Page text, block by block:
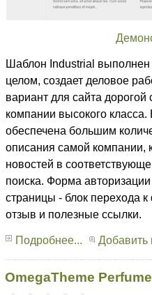
Шаблон Industrial выполнен
целом, создает деловое
вариант для сайта дорогой
компании высокого
обеспечена большим
описания самой компании,
новостей в
поиска. Форма
страницы - блок перехода
отзыв и полезные ссылки.
Подробнее... Добавить
OmegaTheme